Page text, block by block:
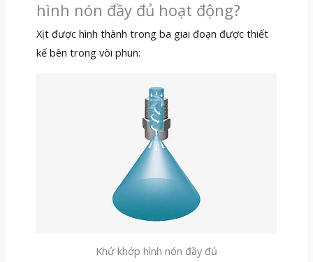
hình nón đầy đủ hoạt động?
Xịt được hình thành trong ba giai đoạn được thiết
kế bên trong vòi phun:
Khử khớp hình nón đầy đủ